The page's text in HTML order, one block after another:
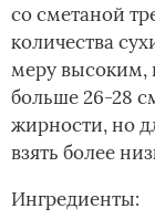
со сметаной
количества
меру высоким,
больше 26-28
жирности, но
взять более
Ингредиенты: